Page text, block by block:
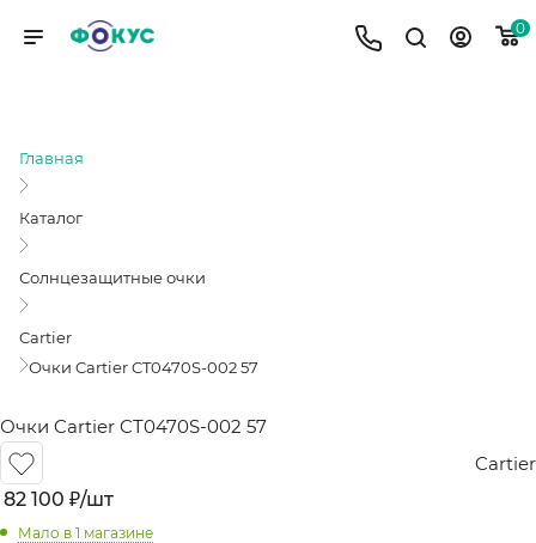
0
Главная
Каталог
Солнцезащитные очки
Cartier
Очки Cartier CT0470S-002 57
Очки Cartier CT0470S-002 57
Cartier
82 100 ₽/шт
Мало в 1 магазине